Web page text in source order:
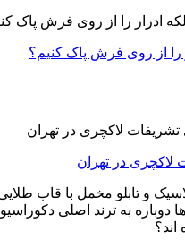
را از روی فرش پاک کنیم؟
لاکچری در تهران